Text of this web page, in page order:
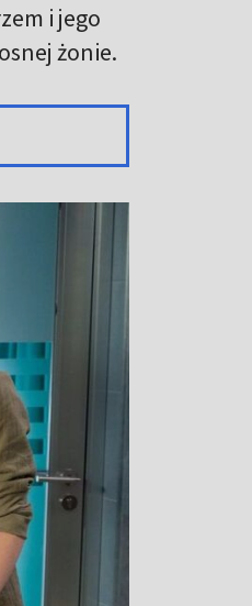
i jego
żonie.